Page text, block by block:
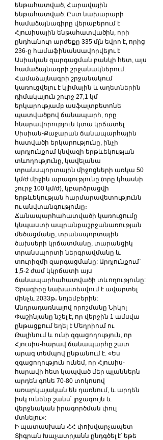
ենթահատված, Հարավային
ենթահատված: Ըստ նախարարի
համաձայնագիրը վերաբերում է
Հյուսիսային ենթահատվածին, որի
ընդհանուր արժեքը 335 մլն եվրո է, որից
236-ը համաֆինանսավորվելու է
Ասիական զարգացման բանկի հետ, այս
համաձայնագրի շրջանակներում:
Համաձայնագրի շրջանակում
կառուցվելու է կլիմային և աղետներին
դիմակայուն շուրջ 27,1 կմ
երկարությամբ ասֆալտբետոնե
պատվածքով ճանապարհ, որը
հնարավորություն կտա կրճատել
Սիսիան-Քաջարան ճանապարհային
հատվածի երկարությունը, ինչի
արդյունքում կնվազի երթևեկության
տևողությունը, կավելանա
տրանսպորտային միջոցների առկա 50
կմ/ժ միջին արագությունը (որը կհասնի
շուրջ 100 կմ/ժ), կբարձրացվի
երթևեկության հարմարավետությունն
ու անվտանգությունը։
Ճանապարհահատվածի կառուցումը
կնպաստի ապրանքաշրջանառության
մեծացմանը, տրանսպորտային
ծախսերի կրճատմանը, տարանցիկ
տրանսպորտի ներգրավմանը և
տուրիզմի զարգացմանը: Արդյունքում՝
1,5-2 ժամ կկրճատի այս
ճանապարհահատվածի տևողությունը:
Ծրագիրը նախատեսվում է ավարտել
մինչև 2033թ․ նոյեմբերին:
Անդրադառնալով որոշմանը Նիկոլ
Փաշինյանը նշել է, որ վերջին 1 ամսվա
ընթացքում եղել է Մեղրիում ու
Թալինում և ունի զգացողություն, որ
Հյուսիս-հարավ ճանապարհը շատ
արագ տեմպով ընթանում է. «Ես
զգացողություն ունեմ, որ Հյուսիս-
հարավի հետ կապված մեր պլաններն
արդեն գոնե 70-80 տոկոսով
առարկայական են դառնում, և արդեն
իսկ ունենք շանս՝ լրջագույն և
վերջնական իրագործման փուլ
մտնելու»:
Ի պատասխան ՀՀ փոխվարչապետ
Տիգրան Խաչատրյանն ընդգծել է՝ եթե